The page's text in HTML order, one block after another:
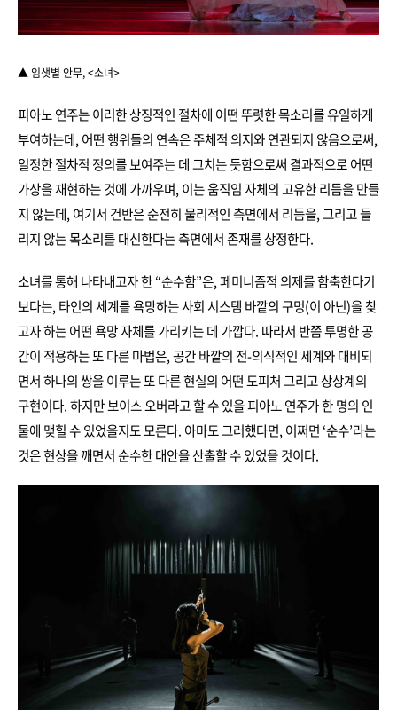
▲ 임샛별 안무, <소녀>
피아노 연주는 이러한 상징적인 절차에 어떤 뚜렷한 목소리를 유일하게
부여하는데, 어떤 행위들의 연속은 주체적 의지와 연관되지 않음으로써,
일정한 절차적 정의를 보여주는 데 그치는 듯함으로써 결과적으로 어떤
가상을 재현하는 것에 가까우며, 이는 움직임 자체의 고유한 리듬을 만들
지 않는데, 여기서 건반은 순전히 물리적인 측면에서 리듬을, 그리고 들
리지 않는 목소리를 대신한다는 측면에서 존재를 상정한다.
소녀를 통해 나타내고자 한 “순수함”은, 페미니즘적 의제를 함축한다기
보다는, 타인의 세계를 욕망하는 사회 시스템 바깥의 구멍(이 아닌)을 찾
고자 하는 어떤 욕망 자체를 가리키는 데 가깝다. 따라서 반쯤 투명한 공
간이 적용하는 또 다른 마법은, 공간 바깥의 전-의식적인 세계와 대비되
면서 하나의 쌍을 이루는 또 다른 현실의 어떤 도피처 그리고 상상계의
구현이다. 하지만 보이스 오버라고 할 수 있을 피아노 연주가 한 명의 인
물에 맺힐 수 있었을지도 모른다. 아마도 그러했다면, 어쩌면 ‘순수’라는
것은 현상을 깨면서 순수한 대안을 산출할 수 있었을 것이다.